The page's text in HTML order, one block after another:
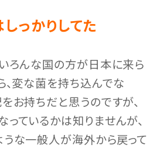
っかりしてた
いろんな国の方が日本に来ら
、変な菌を持ち込んでな
お持ちだと思うのですが、
ているかは知りませんが、
うな一般人が海外から戻って